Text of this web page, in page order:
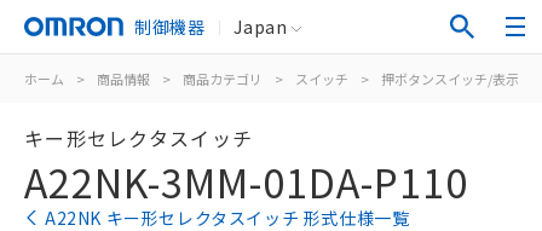
制御機器 Japan
ホーム > 商品情報 > 商品カテゴリ > スイッチ > 押ボタンスイッチ/表示灯
キー形セレクタスイッチ
A22NK-3MM-01DA-P110
A22NK キー形セレクタスイッチ 形式仕様一覧